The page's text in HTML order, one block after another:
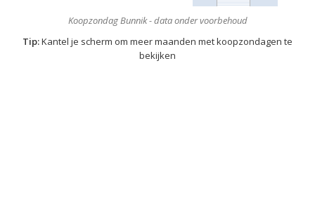
Koopzondag Bunnik - data onder voorbehoud
Tip:Kantel je scherm om meer maanden met koopzondagen te
bekijken